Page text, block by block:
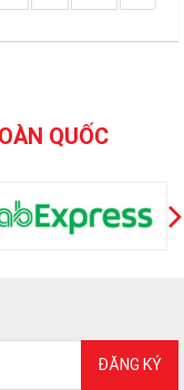
QUỐC
ĐĂNG KÝ